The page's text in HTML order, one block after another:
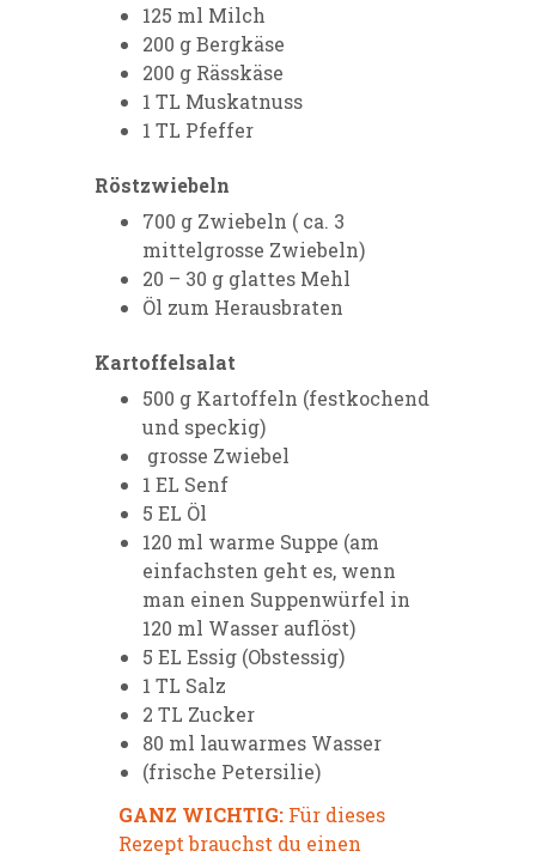
125 ml Milch
200 g Bergkäse
200 g Rässkäse
1 TL Muskatnuss
1 TL Pfeffer
Röstzwiebeln
700 g Zwiebeln ( ca. 3
mittelgrosse Zwiebeln)
20 – 30 g glattes Mehl
Öl zum Herausbraten
Kartoffelsalat
500 g Kartoffeln (festkochend
und speckig)
grosse Zwiebel
1 EL Senf
5 EL Öl
120 ml warme Suppe (am
einfachsten geht es, wenn
man einen Suppenwürfel in
120 ml Wasser auflöst)
5 EL Essig (Obstessig)
1 TL Salz
2 TL Zucker
80 ml lauwarmes Wasser
(frische Petersilie)
GANZ WICHTIG: Für dieses
Rezept brauchst du einen